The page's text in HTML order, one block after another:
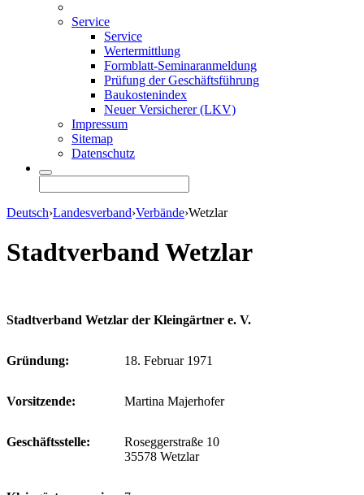
Service
Service
Wertermittlung
Formblatt-Seminaranmeldung
Prüfung der Geschäftsführung
Baukostenindex
Neuer Versicherer (LKV)
Impressum
Sitemap
Datenschutz
Deutsch›Landesverband›Verbände›Wetzlar
Stadtverband Wetzlar
Stadtverband Wetzlar der Kleingärtner e. V.
Gründung: 18. Februar 1971
Vorsitzende: Martina Majerhofer
Geschäftsstelle:
Roseggerstraße 10
35578 Wetzlar